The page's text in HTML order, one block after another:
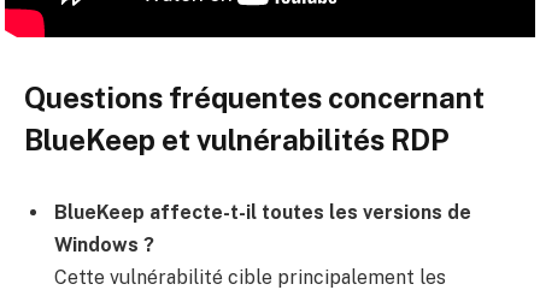
Questions fréquentes concernant
BlueKeep et vulnérabilités RDP
BlueKeep affecte-t-il toutes les versions de
Windows ?
Cette vulnérabilité cible principalement les